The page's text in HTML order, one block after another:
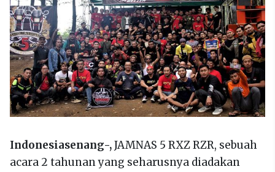
Indonesiasenang-,JAMNAS 5 RXZ RZR, sebuah
acara 2 tahunan yang seharusnya diadakan